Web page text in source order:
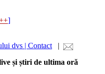
]
dvs | Contact |
și știri de ultima oră